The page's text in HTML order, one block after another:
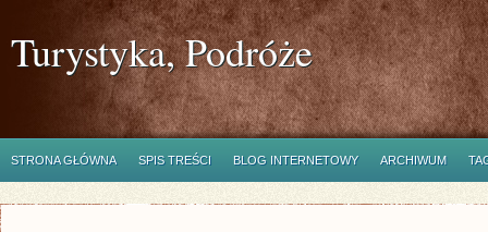
Turystyka, Podróże
STRONA GŁÓWNA SPIS TREŚCI BLOG INTERNETOWY ARCHIWUM